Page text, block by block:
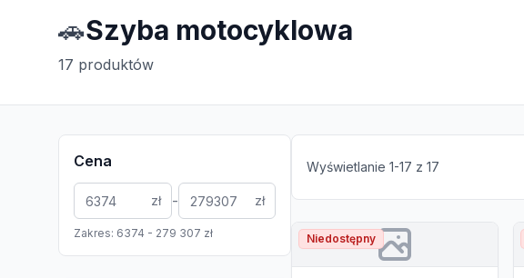
🚗Szyba motocyklowa
17 produktów
Cena
zł - zł
Zakres: 6374 - 279 307 zł
Wyświetlanie 1-17 z 17
Niedostępny